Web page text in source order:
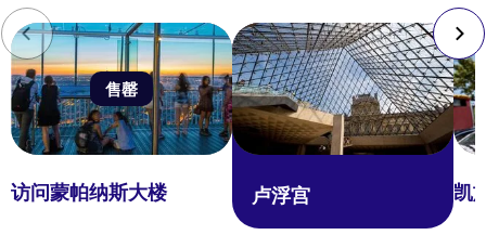
售罄
访问蒙帕纳斯大楼 卢浮宫 凯